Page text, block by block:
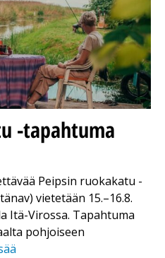
-tapahtuma
Peipsin ruokakatu -
vietetään 15.–16.8.
Itä-Virossa. Tapahtuma
pohjoiseen